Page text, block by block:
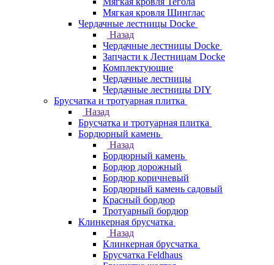
Мягкая кровля Шинглас
Чердачные лестницы Docke
Назад
Чердачные лестницы Docke
Запчасти к Лестницам Docke
Комплектующие
Чердачные лестницы
Чердачные лестницы DIY
Брусчатка и тротуарная плитка
Назад
Брусчатка и тротуарная плитка
Бордюрный камень
Назад
Бордюрный камень
Бордюр дорожный
Бордюр коричневый
Бордюрный камень садовый
Красный бордюр
Тротуарный бордюр
Клинкерная брусчатка
Назад
Клинкерная брусчатка
Брусчатка Feldhaus